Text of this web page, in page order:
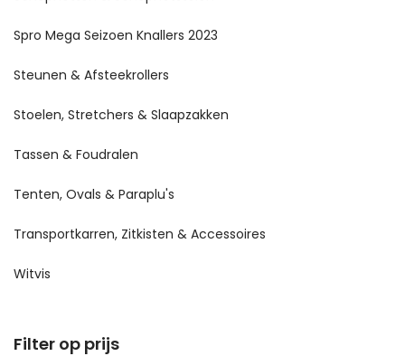
Spro Mega Seizoen Knallers 2023
Steunen & Afsteekrollers
Stoelen, Stretchers & Slaapzakken
Tassen & Foudralen
Tenten, Ovals & Paraplu's
Transportkarren, Zitkisten & Accessoires
Witvis
Filter op prijs